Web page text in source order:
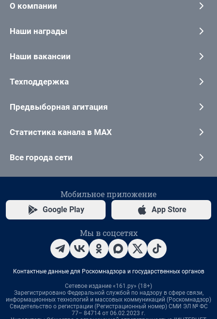
О компании
Наши награды
Наши вакансии
Техподдержка
Предвыборная агитация
Статистика канала в MAX
Все города сети
Мобильное приложение
Google Play App Store
Мы в соцсетях
Контактные данные для Роскомнадзора и государственных органов
Сетевое издание «161.ру» (18+)
Зарегистрировано Федеральной службой по надзору в сфере связи,
информационных технологий и массовых коммуникаций (Роскомнадзор)
Свидетельство о регистрации (Регистрационный номер) СМИ ЭЛ № ФС
77– 84714 от 06.02.2023 г.